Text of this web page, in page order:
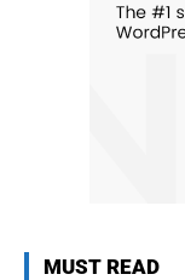
MUST READ